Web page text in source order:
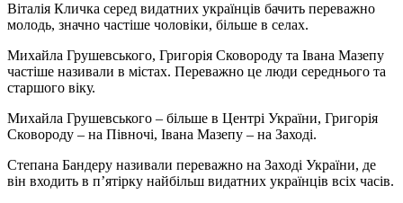
Вiталiя Кличка серед видатних українців бачить переважно
молодь, значно частіше чоловіки, більше в селах.
Михайла Грушевського, Григорiя Сковороду та Івана Мазепу
частіше називали в містах. Переважно це люди середнього та
старшого віку.
Михайла Грушевського – більше в Центрі України, Григорiя
Сковороду – на Півночі, Івана Мазепу – на Заході.
Степана Бандеру називали переважно на Заході України, де
він входить в п’ятірку найбільш видатних українців всіх часів.